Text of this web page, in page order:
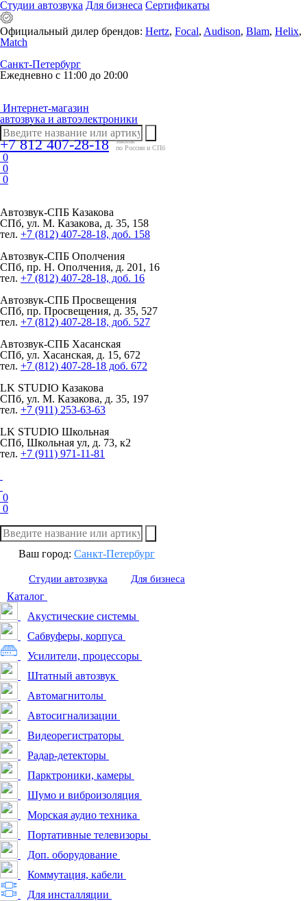
Студии автозвука Для бизнеса Сертификаты
Официальный дилер брендов: Hertz, Focal, Audison, Blam, Helix,
Match
Санкт-Петербург
Ежедневно с 11:00 до 20:00
Интернет-магазин
автозвука и автоэлектроники
+7 812 407-28-18
заказы
по России и СПб
0
0
0
Автозвук-СПБ Казакова
СПб, ул. М. Казакова, д. 35, 158
тел. +7 (812) 407-28-18, доб. 158
Автозвук-СПБ Ополчения
СПб, пр. Н. Ополчения, д. 201, 16
тел. +7 (812) 407-28-18, доб. 16
Автозвук-СПБ Просвещения
СПб, пр. Просвещения, д. 35, 527
тел. +7 (812) 407-28-18, доб. 527
Автозвук-СПБ Хасанская
СПб, ул. Хасанская, д. 15, 672
тел. +7 (812) 407-28-18 доб. 672
LK STUDIO Казакова
СПб, ул. М. Казакова, д. 35, 197
тел. +7 (911) 253-63-63
LK STUDIO Школьная
СПб, Школьная ул, д. 73, к2
тел. +7 (911) 971-11-81
0
0
Ваш город: Санкт-Петербург
Студии автозвука Для бизнеса
Каталог
Акустические системы
Сабвуферы, корпуса
Усилители, процессоры
Штатный автозвук
Автомагнитолы
Автосигнализации
Видеорегистраторы
Радар-детекторы
Парктроники, камеры
Шумо и виброизоляция
Морская аудио техника
Портативные телевизоры
Доп. оборудование
Коммутация, кабели
Для инсталляции